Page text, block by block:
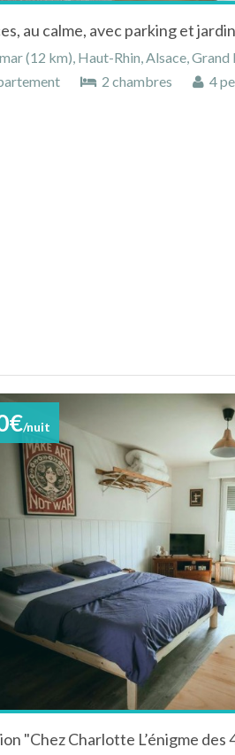
au calme, avec parking et
(12 km), Haut-Rhin, Alsace, Grand
2 chambres 4
/nuit